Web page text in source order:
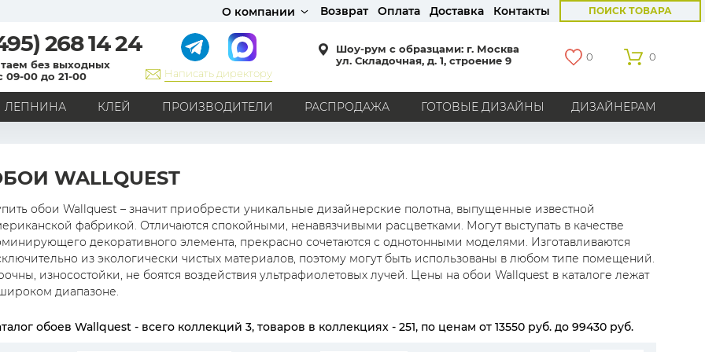
О компании Возврат Оплата Доставка Контакты ПОИСК ТОВАРА
268 14 24
без выходных
09-00 до 21-00
Написать директору
Шоу-рум с образцами: г. Москва
ул. Складочная, д. 1, строение 9
0 0
ЛЕПНИНА КЛЕЙ ПРОИЗВОДИТЕЛИ РАСПРОДАЖА ГОТОВЫЕ ДИЗАЙНЫ ДИЗАЙНЕРАМ
Классика
Английский стиль
Скандинавский стиль
Японский стиль Все стили
РИСУНОК
Граффити
Карта мира Книги
Под кирпич
С вензелями
С надписями
Однотонные
В клетку
В полоску Все рисунки
БРЕНДЫ
Marburg
Loymina Milassa Aura
York
Khroma
Andrea Rossi
Bernardo Bartalucci
Hygge Roll
Распродажа остатков
Grandeco
WALLQUEST
обои Wallquest – значит приобрести уникальные дизайнерские полотна, выпущенные известной
фабрикой. Отличаются спокойными, ненавязчивыми расцветками. Могут выступать в качестве
декоративного элемента, прекрасно сочетаются с однотонными моделями. Изготавливаются
из экологически чистых материалов, поэтому могут быть использованы в любом типе помещений.
износостойки, не боятся воздействия ультрафиолетовых лучей. Цены на обои Wallquest в каталоге лежат
диапазоне.
обоев Wallquest - всего коллекций 3, товаров в коллекциях - 251, по ценам от 13550 руб. до 99430 руб.